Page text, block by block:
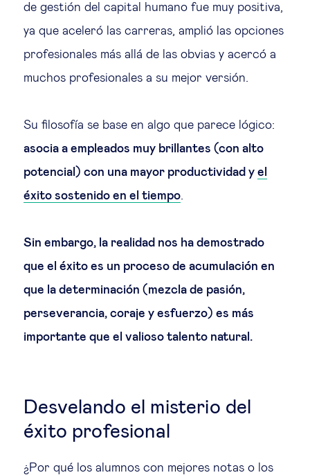
Tecnología jurídica
Social
Gestión pública
Ética empresarial
Sobre nosotros
de gestión del capital humano fue muy positiva,
ya que aceleró las carreras, amplió las opciones
profesionales más allá de las obvias y acercó a
muchos profesionales a su mejor versión.
Su filosofía se base en algo que parece lógico:
asocia a empleados muy brillantes (con alto
potencial) con una mayor productividad y el
éxito sostenido en el tiempo
Sin embargo, la realidad nos ha demostrado
que el éxito es un proceso de acumulación en
que la determinación (mezcla de pasión,
perseverancia, coraje y esfuerzo) es más
importante que el valioso talento natural.
Desvelando el misterio del
éxito profesional
¿Por qué los alumnos con mejores notas o los